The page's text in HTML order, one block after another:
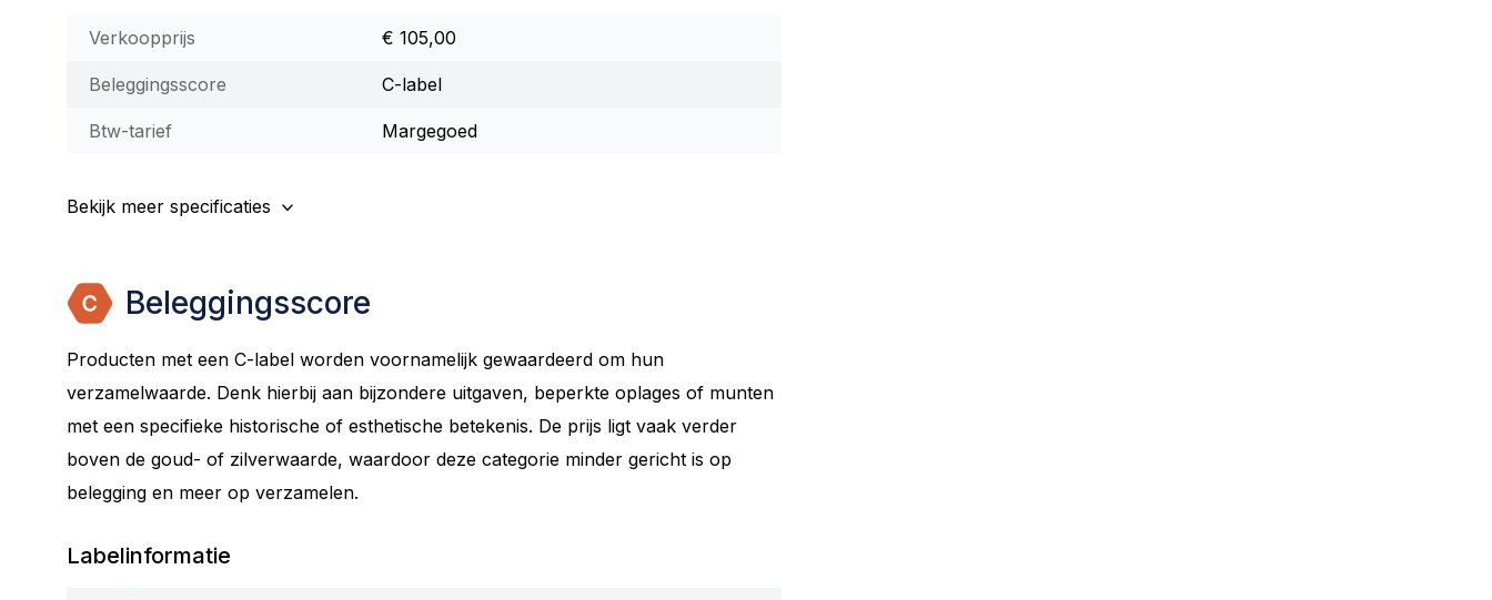
Verkoopprijs € 105,00
Beleggingsscore C-label
Btw-tarief Margegoed
Bekijk meer specificaties
Beleggingsscore
Producten met een C-label worden voornamelijk gewaardeerd om hun
verzamelwaarde. Denk hierbij aan bijzondere uitgaven, beperkte oplages of munten
met een specifieke historische of esthetische betekenis. De prijs ligt vaak verder
boven de goud- of zilverwaarde, waardoor deze categorie minder gericht is op
belegging en meer op verzamelen.
Labelinformatie